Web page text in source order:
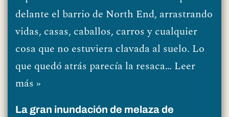
delante el barrio de North End, arrastrando
vidas, casas, caballos, carros y cualquier
cosa que no estuviera clavada al suelo. Lo
que quedó atrás parecía la resaca… Leer
más »
La gran inundación de melaza de